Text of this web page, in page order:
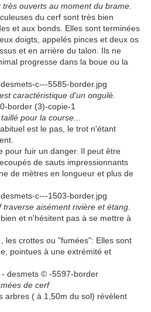
ouverts au moment du brame.
du cerf sont très bien
et aux bonds. Elles sont terminées
doigts, appelés pinces et deux os
et en arrière du talon. Ils ne
progresse dans la boue ou la
caractéristique d'un ongulé.
pour la course...
est le pas, le trot n'étant
pour fuir un danger. Il peut être
de sauts impressionnants
de mètres en longueur et plus de
aisément rivière et étang.
et n'hésitent pas à se mettre à
les crottes ou "fumées": Elles sont
pointues à une extrémité et
de cerf
arbres ( à 1,50m du sol) révèlent